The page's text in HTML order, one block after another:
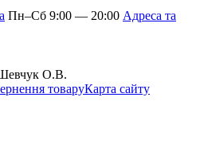
Пн–Сб 9:00 — 20:00 Адреса та
О.В.
товаруКарта сайту